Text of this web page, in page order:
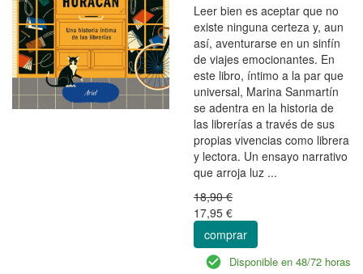
Leer bien es aceptar que no
existe ninguna certeza y, aun
así, aventurarse en un sinfín
de viajes emocionantes. En
este libro, íntimo a la par que
universal, Marina Sanmartín
se adentra en la historia de
las librerías a través de sus
propias vivencias como librera
y lectora. Un ensayo narrativo
que arroja luz ...
18,90 €
17,95 €
comprar
Disponible en 48/72 horas